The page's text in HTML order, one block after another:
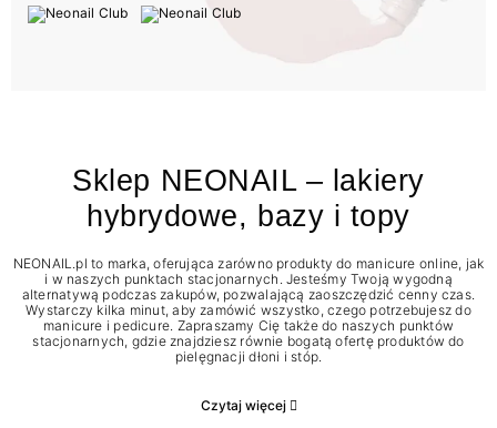
Sklep NEONAIL – lakiery
hybrydowe, bazy i topy
NEONAIL.pl to marka, oferująca zarówno produkty do manicure online, jak
i w naszych punktach stacjonarnych. Jesteśmy Twoją wygodną
alternatywą podczas zakupów, pozwalającą zaoszczędzić cenny czas.
Wystarczy kilka minut, aby zamówić wszystko, czego potrzebujesz do
manicure i pedicure. Zapraszamy Cię także do naszych punktów
stacjonarnych, gdzie znajdziesz równie bogatą ofertę produktów do
pielęgnacji dłoni i stóp.
Czytaj więcej